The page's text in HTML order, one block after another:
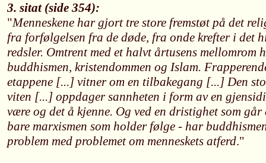
3. sitat (side 354):
"Menneskene har gjort tre store fremstøt på det
fra forfølgelsen fra de døde, fra onde krefter i det
redsler. Omtrent med et halvt årtusens mellomrom
buddhismen, kristendommen og Islam.
etappene [...] vitner om en tilbakegang [...] Den
viten [...] oppdager sannheten i form av en
være og det å kjenne. Og ved en dristighet som
bare marxismen som holder følge - har
problem med problemet om menneskets atferd."